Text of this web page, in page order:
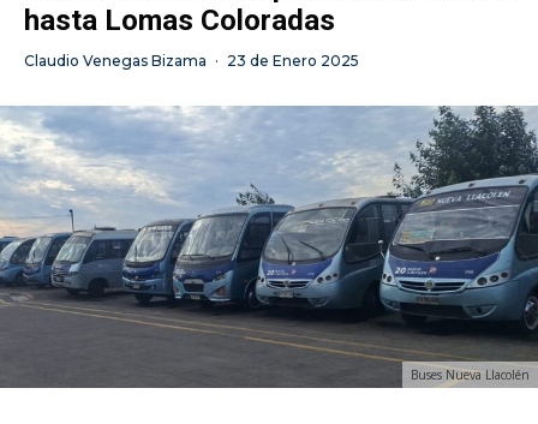
hasta Lomas Coloradas
Claudio Venegas Bizama · 23 de Enero 2025
Buses Nueva Llacolén